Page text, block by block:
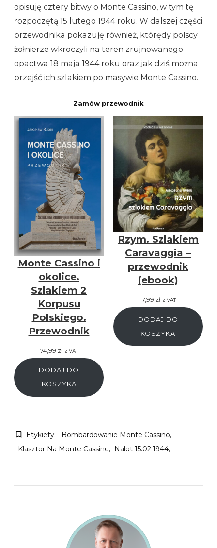
opisuję cztery bitwy o Monte Cassino, w tym tę
rozpoczętą 15 lutego 1944 roku. W dalszej części
przewodnika pokazuję również, którędy polscy
żołnierze wkroczyli na teren zrujnowanego
opactwa 18 maja 1944 roku oraz jak dziś można
przejść ich szlakiem po masywie Monte Cassino.
Zamów przewodnik
Monte Cassino i
okolice.
Szlakiem 2
Korpusu
Polskiego.
Przewodnik
74,99 zł z VAT
DODAJ DO
KOSZYKA
Rzym. Szlakiem
Caravaggia –
przewodnik
(ebook)
17,99 zł z VAT
DODAJ DO
KOSZYKA
Etykiety:
Bombardowanie Monte Cassino
Klasztor Na Monte Cassino
Nalot 15.02.1944